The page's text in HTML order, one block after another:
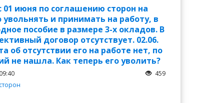
01 июня по соглашению сторон на
и принимать на работу, в
пособие в размере 3-х окладов. В
договор отсутствует. 02.06.
об отсутствии его на работе нет, по
не нашла. Как теперь его уволить?
459